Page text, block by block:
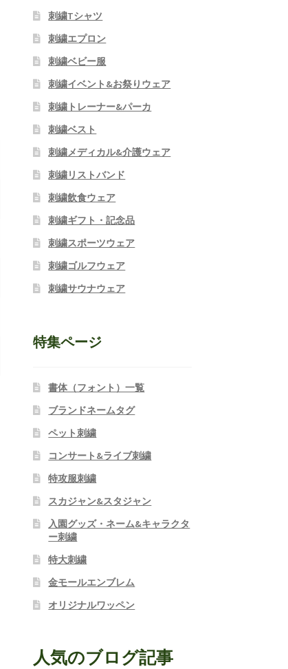
刺繍Tシャツ
刺繍エプロン
刺繍ベビー服
刺繍イベント&お祭りウェア
刺繍トレーナー&パーカ
刺繍ベスト
刺繍メディカル&介護ウェア
刺繍リストバンド
刺繍飲食ウェア
刺繍ギフト・記念品
刺繍スポーツウェア
刺繍ゴルフウェア
刺繍サウナウェア
特集ページ
書体（フォント）一覧
ブランドネームタグ
ペット刺繍
コンサート&ライブ刺繍
特攻服刺繍
スカジャン&スタジャン
入園グッズ・ネーム&キャラクタ
ー刺繍
特大刺繍
金モールエンブレム
オリジナルワッペン
人気のブログ記事